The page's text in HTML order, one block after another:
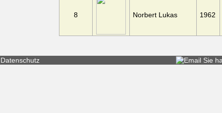
8 Norbert Lukas 1962
Datenschutz Sie